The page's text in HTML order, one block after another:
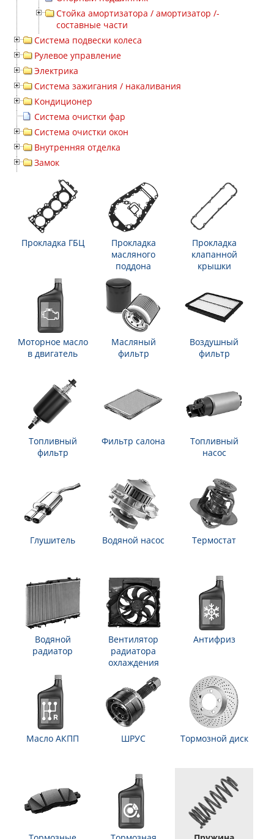
Стойка амортизатора / амортизатор /-
составные части
Система подвески колеса
Рулевое управление
Электрика
Система зажигания / накаливания
Кондиционер
Система очистки фар
Система очистки окон
Внутренняя отделка
Замок
Прокладка ГБЦ
Прокладка
масляного
поддона
Прокладка
клапанной
крышки
Моторное масло
в двигатель
Масляный
фильтр
Воздушный
фильтр
Топливный
фильтр
Фильтр салона
Топливный
насос
Глушитель Водяной насос Термостат
Водяной
радиатор
Вентилятор
радиатора
охлаждения
Антифриз
Масло АКПП ШРУС Тормозной диск